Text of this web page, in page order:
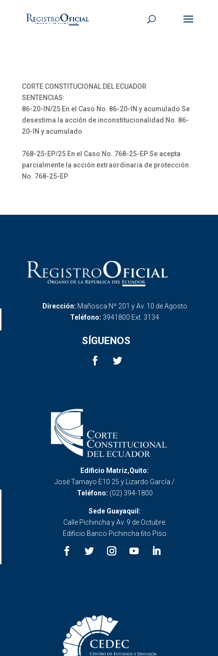
CORTE CONSTITUCIONAL DEL ECUADOR
SENTENCIAS:
86-20-IN/25 En el Caso No. 86-20-IN y acumulado Se
desestima la acción de inconstitucionalidad No. 86-
20-IN y acumulado
768-25-EP/25 En el Caso No. 768-25-EP Se acepta
parcialmente la acción extraordinaria de protección
No. 768-25-EP
Dirección: Mañosca Nº 201 y Av. 10 de Agosto
Teléfono: 3941800 Ext. 3134
SÍGUENOS
Edificio Matriz,Quito:
José Tamayo E10 25 y Lizardo García /
Teléfono: (02) 394-1800
Sede Guayaquil:
Calle Pichincha y Av. 9 de Octubre.
Edificio Banco Pichincha 6to Piso